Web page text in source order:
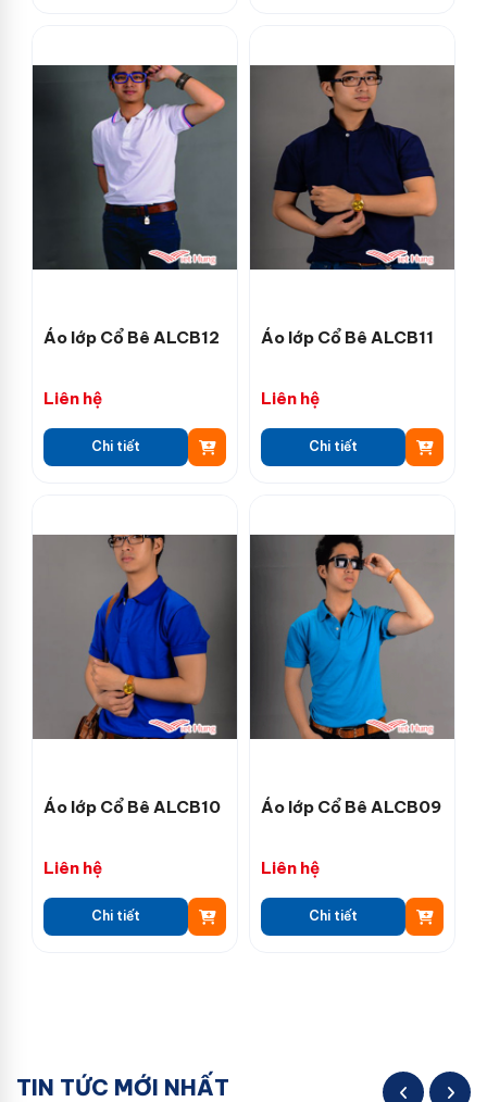
Áo lớp Cổ Bê ALCB12
Liên hệ
Chi tiết
Áo lớp Cổ Bê ALCB11
Liên hệ
Chi tiết
Áo lớp Cổ Bê ALCB10
Liên hệ
Chi tiết
Áo lớp Cổ Bê ALCB09
Liên hệ
Chi tiết
TIN TỨC MỚI NHẤT